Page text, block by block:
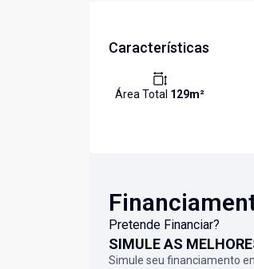
Características
Área Total 129m²
Pretende Financiar?
SIMULE AS
Simule seu financiamento